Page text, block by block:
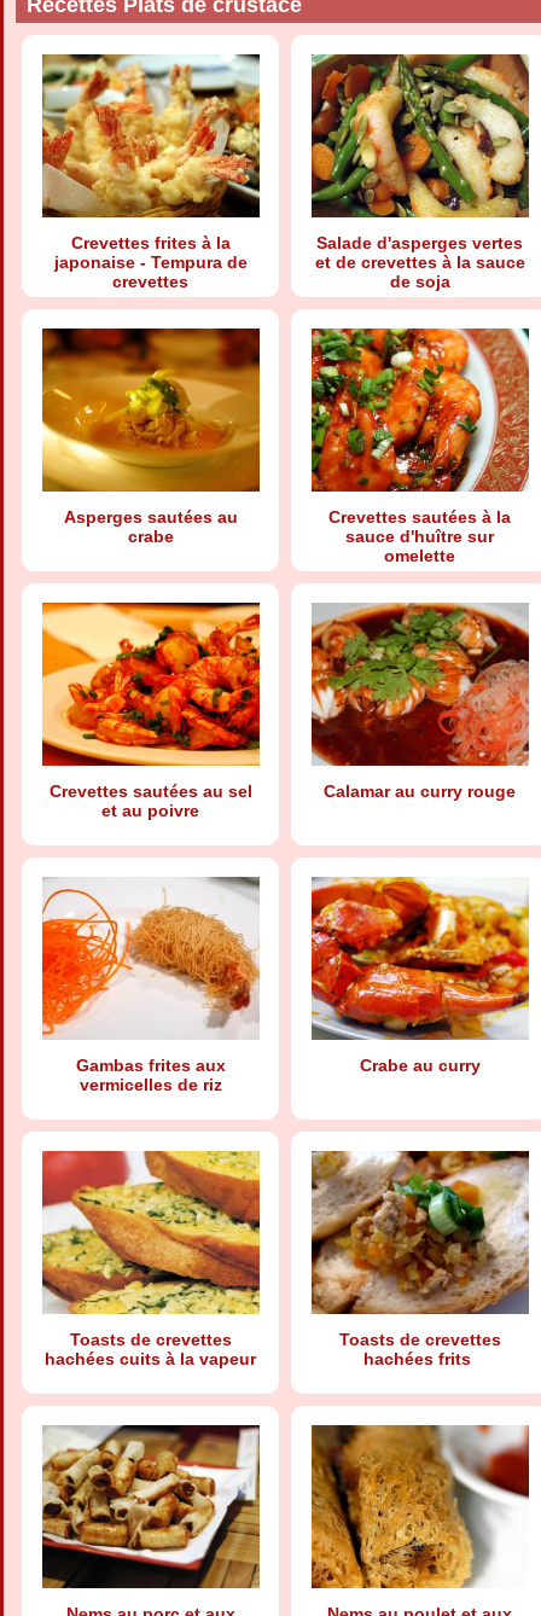
Recettes Plats de crustacé
Crevettes frites à la
japonaise - Tempura de
crevettes
Salade d'asperges vertes
et de crevettes à la sauce
de soja
Asperges sautées au
crabe
Crevettes sautées à la
sauce d'huître sur
omelette
Crevettes sautées au sel
et au poivre
Calamar au curry rouge
Gambas frites aux
vermicelles de riz
Crabe au curry
Toasts de crevettes
hachées cuits à la vapeur
Toasts de crevettes
hachées frits